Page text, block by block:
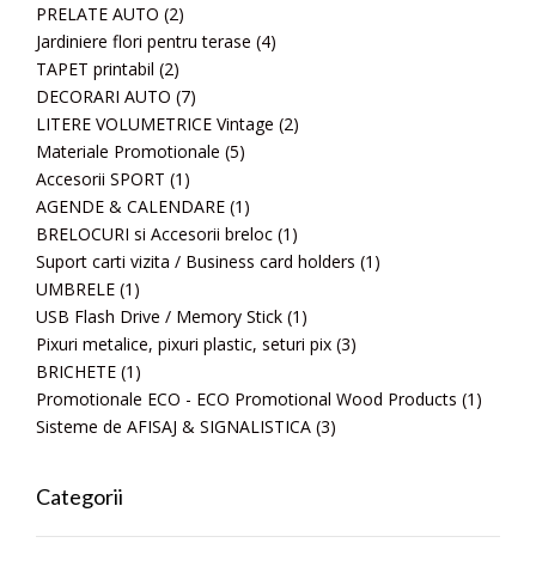
PRELATE AUTO (2)
Jardiniere flori pentru terase (4)
TAPET printabil (2)
DECORARI AUTO (7)
LITERE VOLUMETRICE Vintage (2)
Materiale Promotionale (5)
Accesorii SPORT (1)
AGENDE & CALENDARE (1)
BRELOCURI si Accesorii breloc (1)
Suport carti vizita / Business card holders (1)
UMBRELE (1)
USB Flash Drive / Memory Stick (1)
Pixuri metalice, pixuri plastic, seturi pix (3)
BRICHETE (1)
Promotionale ECO - ECO Promotional Wood Products (1)
Sisteme de AFISAJ & SIGNALISTICA (3)
Categorii